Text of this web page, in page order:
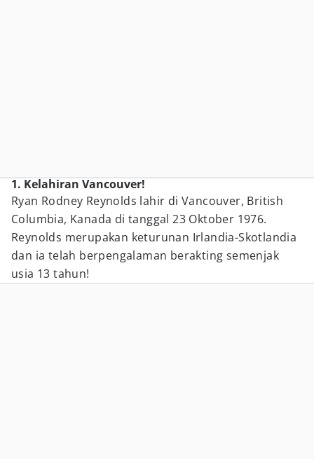
1. Kelahiran Vancouver!
Ryan Rodney Reynolds lahir di Vancouver, British
Columbia, Kanada di tanggal 23 Oktober 1976.
Reynolds merupakan keturunan Irlandia-Skotlandia
dan ia telah berpengalaman berakting semenjak
usia 13 tahun!